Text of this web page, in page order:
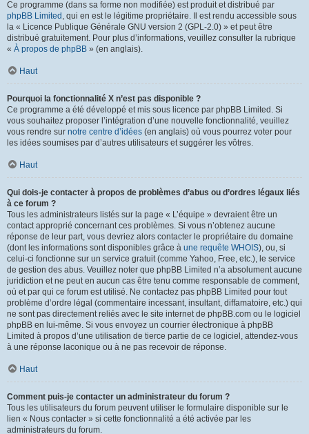
Ce programme (dans sa forme non modifiée) est produit et distribué par
phpBB Limited , qui en est le légitime propriétaire. Il est rendu accessible sous
la « Licence Publique Générale GNU version 2 (GPL-2.0) » et peut être
distribué gratuitement. Pour plus d’informations, veuillez consulter la rubrique
« À propos de phpBB » (en anglais).
Haut
Pourquoi la fonctionnalité X n’est pas disponible ?
Ce programme a été développé et mis sous licence par phpBB Limited. Si
vous souhaitez proposer l’intégration d’une nouvelle fonctionnalité, veuillez
vous rendre sur notre centre d’idées (en anglais) où vous pourrez voter pour
les idées soumises par d’autres utilisateurs et suggérer les vôtres.
Haut
Qui dois-je contacter à propos de problèmes d’abus ou d’ordres légaux liés
à ce forum ?
Tous les administrateurs listés sur la page « L’équipe » devraient être un
contact approprié concernant ces problèmes. Si vous n’obtenez aucune
réponse de leur part, vous devriez alors contacter le propriétaire du domaine
(dont les informations sont disponibles grâce à une requête WHOIS), ou, si
celui-ci fonctionne sur un service gratuit (comme Yahoo, Free, etc.), le service
de gestion des abus. Veuillez noter que phpBB Limited n’a absolument aucune
juridiction et ne peut en aucun cas être tenu comme responsable de comment,
où et par qui ce forum est utilisé. Ne contactez pas phpBB Limited pour tout
problème d’ordre légal (commentaire incessant, insultant, diffamatoire, etc.) qui
ne sont pas directement reliés avec le site internet de phpBB.com ou le logiciel
phpBB en lui-même. Si vous envoyez un courrier électronique à phpBB
Limited à propos d’une utilisation de tierce partie de ce logiciel, attendez-vous
à une réponse laconique ou à ne pas recevoir de réponse.
Haut
Comment puis-je contacter un administrateur du forum ?
Tous les utilisateurs du forum peuvent utiliser le formulaire disponible sur le
lien « Nous contacter » si cette fonctionnalité a été activée par les
administrateurs du forum.